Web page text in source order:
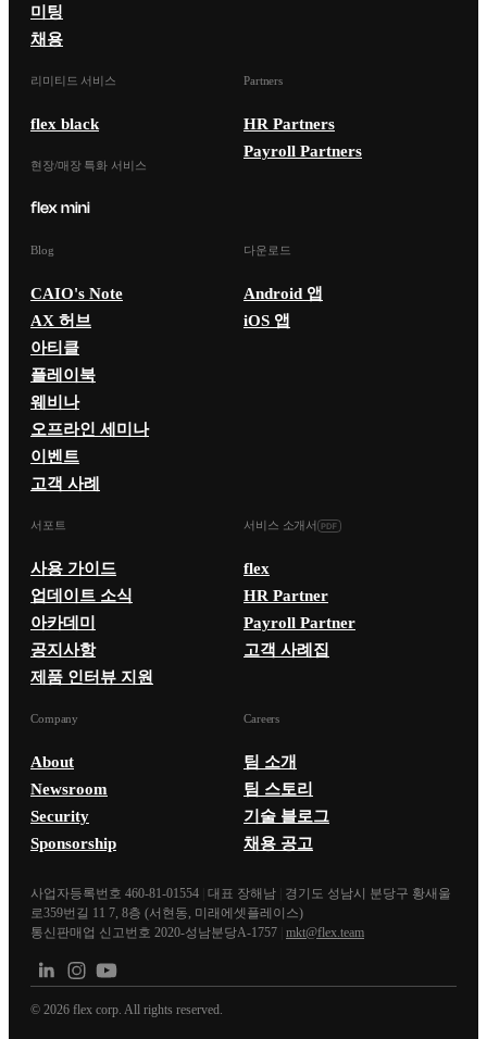
미팅
채용
리미티드 서비스
flex black
현장/매장 특화 서비스
Partners
HR Partners
Payroll Partners
Blog
CAIO's Note
AX 허브
아티클
플레이북
웨비나
오프라인 세미나
이벤트
고객 사례
다운로드
Android 앱
iOS 앱
서포트
사용 가이드
업데이트 소식
아카데미
공지사항
제품 인터뷰 지원
서비스 소개서
flex
HR Partner
Payroll Partner
고객 사례집
Company
About
Newsroom
Security
Sponsorship
Careers
팀 소개
팀 스토리
기술 블로그
채용 공고
사업자등록번호 460-81-01554 대표 장해남
경기도 성남시 분당구 황새울
로359번길 11 7, 8층 (서현동, 미래에셋플레이스)
통신판매업 신고번호 2020-성남분당A-1757 mkt@flex.team
© 2026 flex corp. All rights reserved.